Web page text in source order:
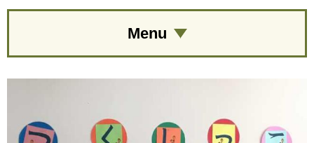
Menu